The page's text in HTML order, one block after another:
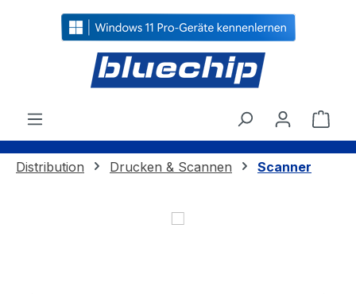
springen
Distribution Drucken & Scannen Scanner
Bildergalerie überspringen